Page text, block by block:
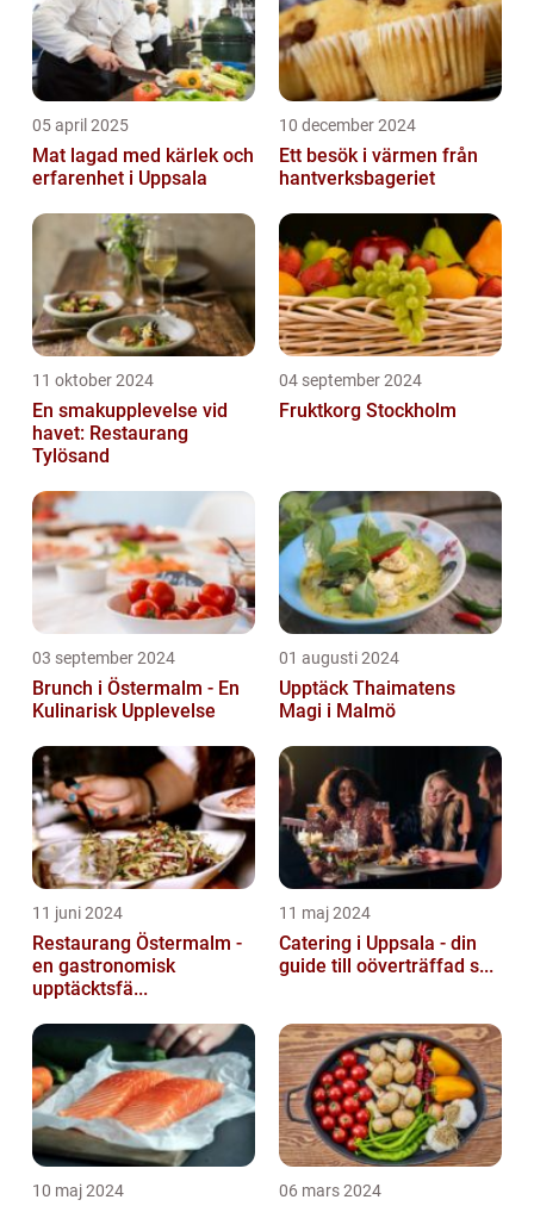
05 april 2025
Mat lagad med kärlek och
erfarenhet i Uppsala
10 december 2024
Ett besök i värmen från
hantverksbageriet
11 oktober 2024
En smakupplevelse vid
havet: Restaurang
Tylösand
04 september 2024
Fruktkorg Stockholm
03 september 2024
Brunch i Östermalm - En
Kulinarisk Upplevelse
01 augusti 2024
Upptäck Thaimatens
Magi i Malmö
11 juni 2024
Restaurang Östermalm -
en gastronomisk
upptäcktsfä...
11 maj 2024
Catering i Uppsala - din
guide till oöverträffad s...
10 maj 2024 06 mars 2024